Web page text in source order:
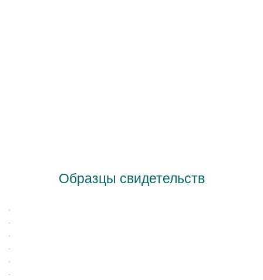
Образцы свидетельств